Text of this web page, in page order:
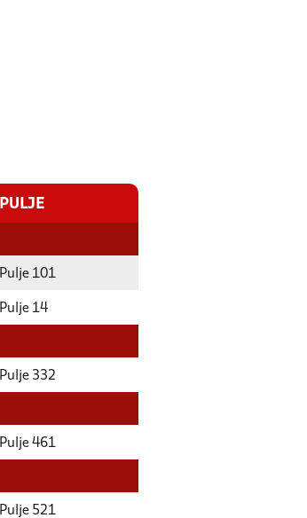
PULJE
Pulje 101
Pulje 14
Pulje 332
Pulje 461
Pulje 521